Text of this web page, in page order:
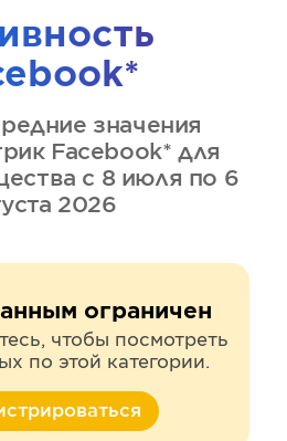
значения
Facebook* для
с 8 июля по 6
2026
ограничен
чтобы посмотреть
по этой категории.